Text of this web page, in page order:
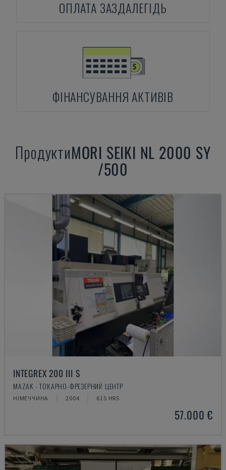
ОПЛАТА ЗАЗДАЛЕГІДЬ
ФІНАНСУВАННЯ АКТИВІВ
ПродуктиMORI SEIKI NL 2000 SY
/500
INTEGREX 200 III S
MAZAK - ТОКАРНО-ФРЕЗЕРНИЙ ЦЕНТР
НІМЕЧЧИНА 2004 615 HRS
57.000 €